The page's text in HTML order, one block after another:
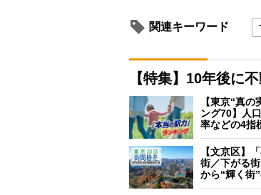
関連キーワード
【特集】10年後に
【東京“真
ング70】人
率などの4指
【文京区】
街／下がる
から“輝く街